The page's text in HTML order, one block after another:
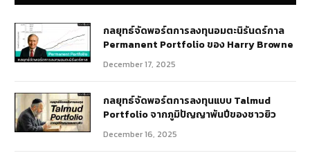
กลยุทธ์​จัดพอร์ตการลงทุนอมตะนิรันดร์กาล
Permanent Portfolio ของ Harry Browne
December 17, 2025
กลยุทธ์จัดพอร์ตการลงทุนแบบ Talmud
Portfolio จากภูมิปัญญาพันปีของชาวยิว
December 16, 2025